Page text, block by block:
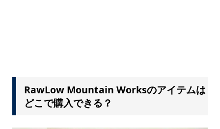
RawLow Mountain Worksのアイテムは
どこで購入できる？